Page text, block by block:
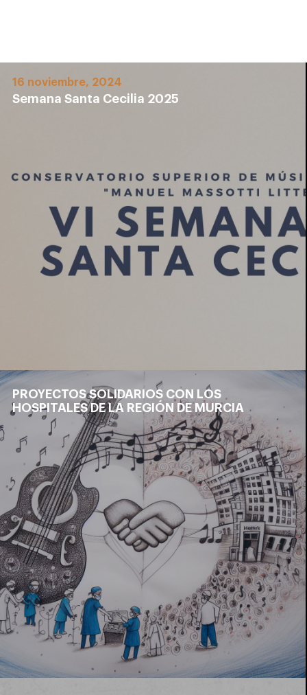
16 noviembre, 2024
Semana Santa Cecilia 2025
PROYECTOS SOLIDARIOS CON LOS
HOSPITALES DE LA REGIÓN DE MURCIA